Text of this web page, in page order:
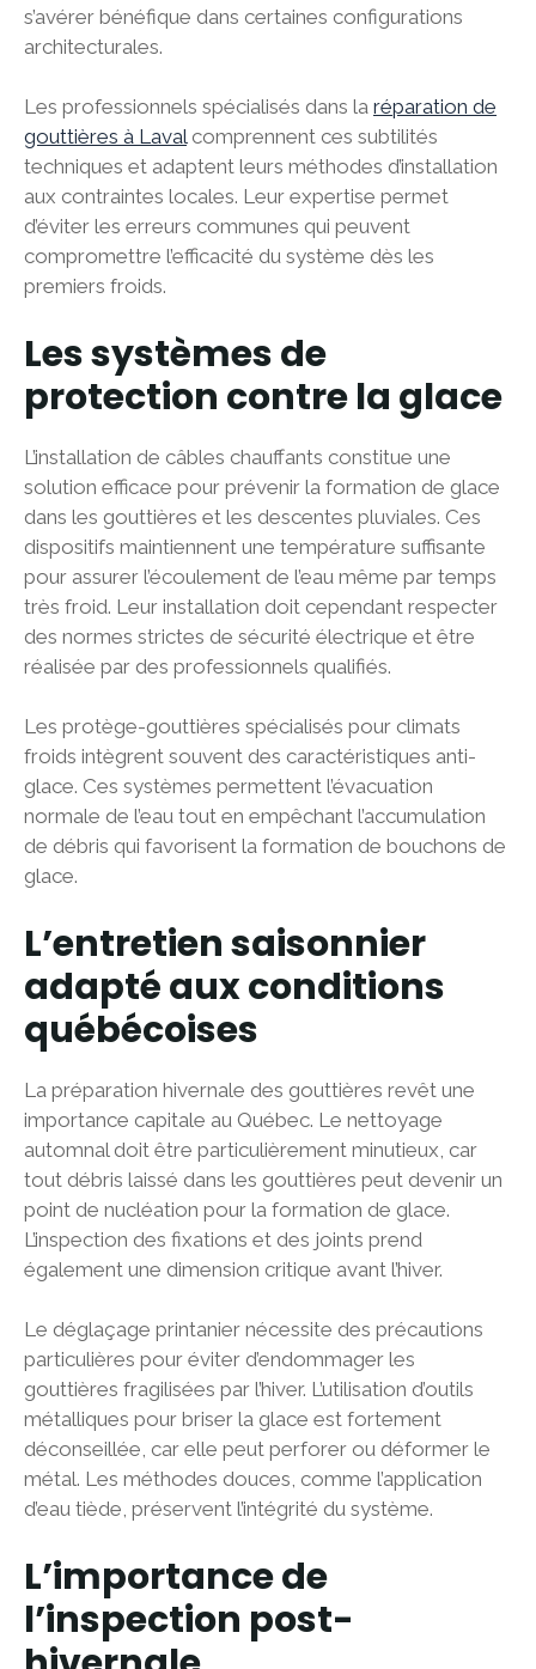
s’avérer bénéfique dans certaines configurations
architecturales.
Les professionnels spécialisés dans la réparation de
gouttières à Lavalcomprennent ces subtilités
techniques et adaptent leurs méthodes d’installation
aux contraintes locales. Leur expertise permet
d’éviter les erreurs communes qui peuvent
compromettre l’efficacité du système dès les
premiers froids.
Les systèmes de
protection contre la glace
L’installation de câbles chauffants constitue une
solution efficace pour prévenir la formation de glace
dans les gouttières et les descentes pluviales. Ces
dispositifs maintiennent une température suffisante
pour assurer l’écoulement de l’eau même par temps
très froid. Leur installation doit cependant respecter
des normes strictes de sécurité électrique et être
réalisée par des professionnels qualifiés.
Les protège-gouttières spécialisés pour climats
froids intègrent souvent des caractéristiques anti-
glace. Ces systèmes permettent l’évacuation
normale de l’eau tout en empêchant l’accumulation
de débris qui favorisent la formation de bouchons de
glace.
L’entretien saisonnier
adapté aux conditions
québécoises
La préparation hivernale des gouttières revêt une
importance capitale au Québec. Le nettoyage
automnal doit être particulièrement minutieux, car
tout débris laissé dans les gouttières peut devenir un
point de nucléation pour la formation de glace.
L’inspection des fixations et des joints prend
également une dimension critique avant l’hiver.
Le déglaçage printanier nécessite des précautions
particulières pour éviter d’endommager les
gouttières fragilisées par l’hiver. L’utilisation d’outils
métalliques pour briser la glace est fortement
déconseillée, car elle peut perforer ou déformer le
métal. Les méthodes douces, comme l’application
d’eau tiède, préservent l’intégrité du système.
L’importance de
l’inspection post-